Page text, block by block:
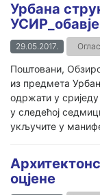
Урбана
29.05.2017.
Поштовани,
из предмета
одржати у
у следећој
укључите у
оцјене